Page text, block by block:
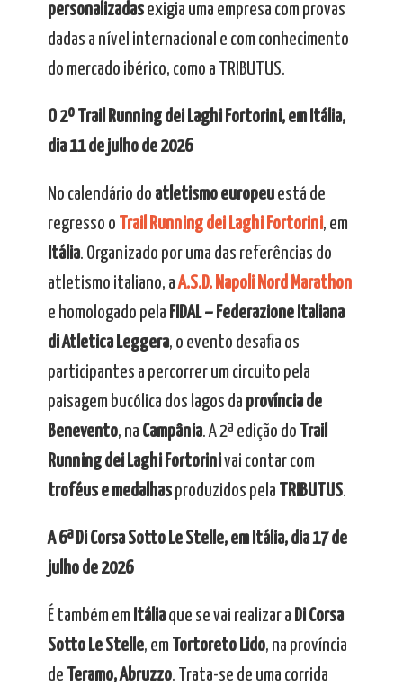
personalizadasexigia uma empresa com provas
dadas a nível internacional e com conhecimento
do mercado ibérico, como a TRIBUTUS.
O 2º Trail Running dei Laghi Fortorini, em Itália,
dia 11 de julho de 2026
No calendário do atletismo europeuestá de
regresso o
Trail Running dei Laghi Fortorini, em
Itália. Organizado por uma das referências do
atletismo italiano, aA.S.D. Napoli Nord Marathon
e homologado pela FIDAL – Federazione Italiana
di Atletica Leggera, o evento desafia os
participantes a percorrer um circuito pela
paisagem bucólica dos lagos da província de
Benevento, na Campânia. A 2ª edição do
Trail
Running dei Laghi Fortorinivai contar com
troféus e medalhasproduzidos pela TRIBUTUS.
A 6ª Di Corsa Sotto Le Stelle, em Itália, dia 17 de
julho de 2026
É também em Itáliaque se vai realizar a Di Corsa
Sotto Le Stelle, em Tortoreto Lido, na província
de
Teramo, Abruzzo. Trata-se de uma corrida